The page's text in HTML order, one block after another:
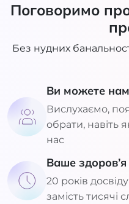
Поговоримо
Без нудних
Ви можете нам
Вислухаємо,
обрати, навіть
нас
Ваше здоров’я
20 років
замість тисячі